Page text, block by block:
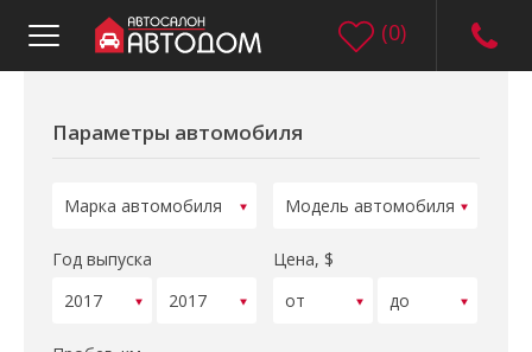
(0)
Параметры автомобиля
Год выпуска Цена, $